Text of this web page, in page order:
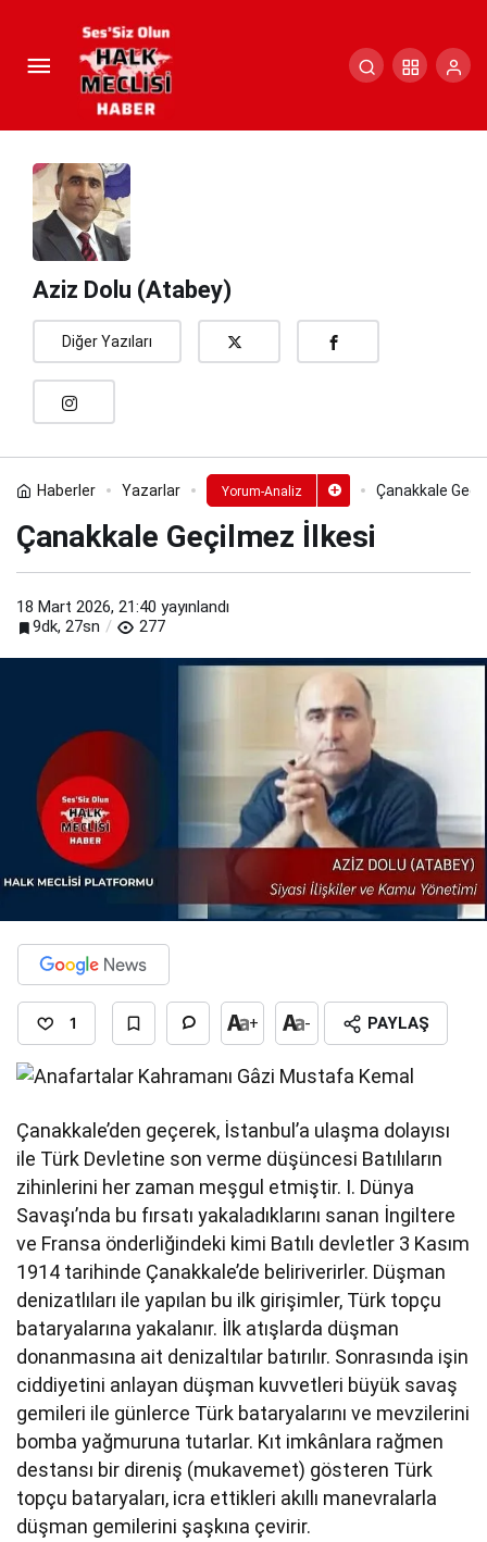
Aziz Dolu (Atabey)
Diğer Yazıları
Haberler Yazarlar Yorum-Analiz Çanakkale
Çanakkale Geçilmez İlkesi
18 Mart 2026, 21:40 yayınlandı
9dk, 27sn
277
1 + - PAYLAŞ
Çanakkale’den geçerek, İstanbul’a ulaşma dolayısı
ile Türk Devletine son verme düşüncesi Batılıların
zihinlerini her zaman meşgul etmiştir. I. Dünya
Savaşı’nda bu fırsatı yakaladıklarını sanan İngiltere
ve Fransa önderliğindeki kimi Batılı devletler 3 Kasım
1914 tarihinde Çanakkale’de beliriverirler. Düşman
denizatlıları ile yapılan bu ilk girişimler, Türk topçu
bataryalarına yakalanır. İlk atışlarda düşman
donanmasına ait denizaltılar batırılır. Sonrasında işin
ciddiyetini anlayan düşman kuvvetleri büyük savaş
gemileri ile günlerce Türk bataryalarını ve mevzilerini
bomba yağmuruna tutarlar. Kıt imkânlara rağmen
destansı bir direniş (mukavemet) gösteren Türk
topçu bataryaları, icra ettikleri akıllı manevralarla
düşman gemilerini şaşkına çevirir.
Çanakkale Geçilmez İlkesi
Yorum Yap